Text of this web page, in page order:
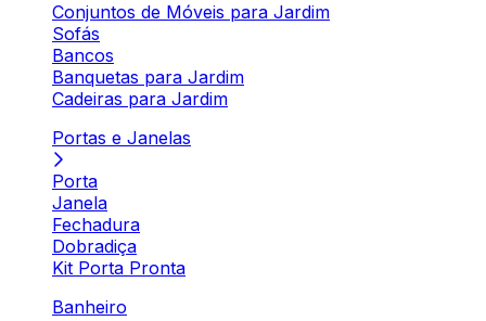
Conjuntos de Móveis para Jardim
Sofás
Bancos
Banquetas para Jardim
Cadeiras para Jardim
Portas e Janelas
Porta
Janela
Fechadura
Dobradiça
Kit Porta Pronta
Banheiro